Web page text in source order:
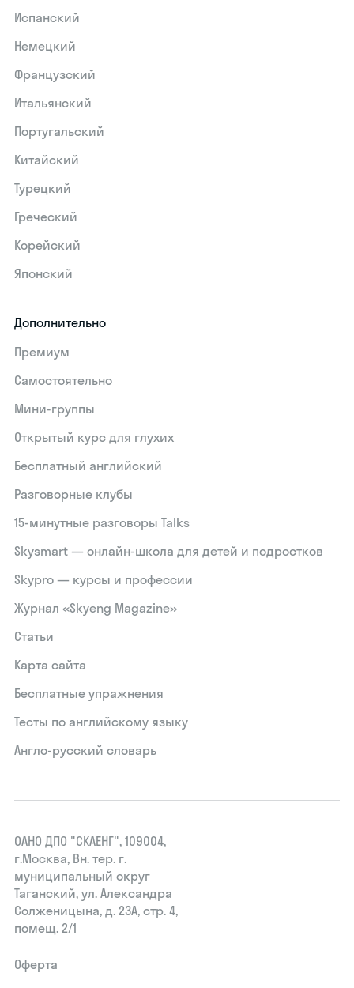
Испанский
Немецкий
Французский
Итальянский
Португальский
Китайский
Турецкий
Греческий
Корейский
Японский
Дополнительно
Премиум
Самостоятельно
Мини-группы
Открытый курс для глухих
Бесплатный английский
Разговорные клубы
15‑минутные разговоры Talks
Skysmart — онлайн-школа для детей и подростков
Skypro — курсы и профессии
Журнал «Skyeng Magazine»
Статьи
Карта сайта
Бесплатные упражнения
Тесты по английскому языку
Англо-русский словарь
ОАНО ДПО "СКАЕНГ", 109004,
г.Москва, Вн. тер. г.
муниципальный округ
Таганский, ул. Александра
Солженицына, д. 23А, стр. 4,
помещ. 2/1
Оферта